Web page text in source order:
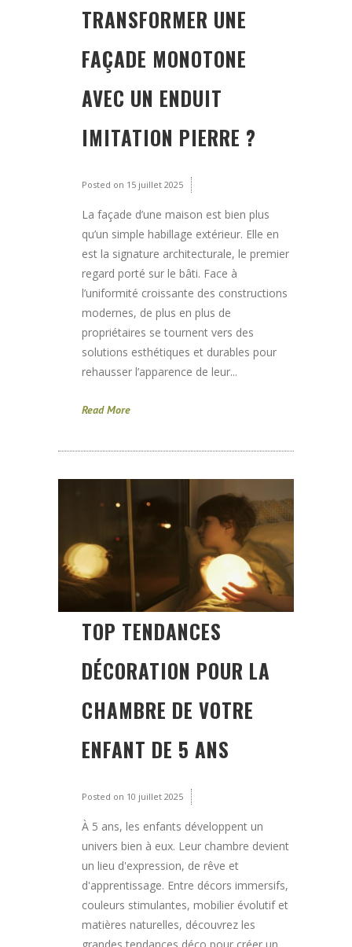
TRANSFORMER UNE
FAÇADE MONOTONE
AVEC UN ENDUIT
IMITATION PIERRE ?
Posted on 15 juillet 2025
La façade d’une maison est bien plus
qu’un simple habillage extérieur. Elle en
est la signature architecturale, le premier
regard porté sur le bâti. Face à
l’uniformité croissante des constructions
modernes, de plus en plus de
propriétaires se tournent vers des
solutions esthétiques et durables pour
rehausser l’apparence de leur...
Read More
TOP TENDANCES
DÉCORATION POUR LA
CHAMBRE DE VOTRE
ENFANT DE 5 ANS
Posted on 10 juillet 2025
À 5 ans, les enfants développent un
univers bien à eux. Leur chambre devient
un lieu d'expression, de rêve et
d'apprentissage. Entre décors immersifs,
couleurs stimulantes, mobilier évolutif et
matières naturelles, découvrez les